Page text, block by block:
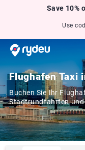
Save 10%
Use
Flughafen Taxi
Buchen Sie Ihr
Stadtrundfahrten